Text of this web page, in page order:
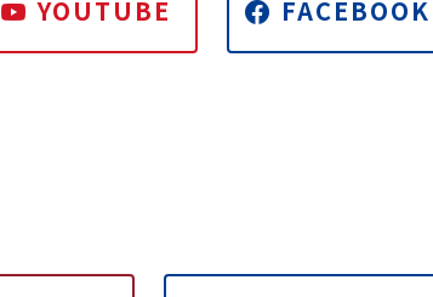
YOUTUBE FACEBOOK